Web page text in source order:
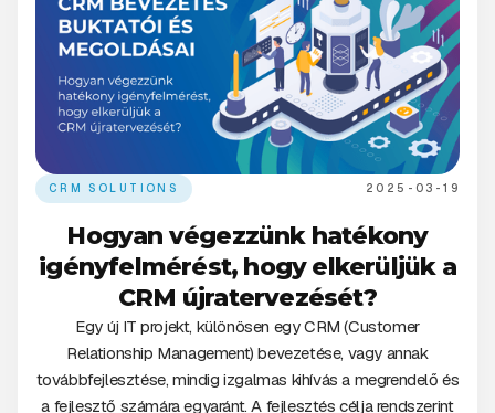
CRM SOLUTIONS 2025-03-19
Hogyan végezzünk hatékony
igényfelmérést, hogy elkerüljük a
CRM újratervezését?
Egy új IT projekt, különösen egy CRM (Customer
Relationship Management) bevezetése, vagy annak
továbbfejlesztése, mindig izgalmas kihívás a megrendelő és
a fejlesztő számára egyaránt. A fejlesztés célja rendszerint